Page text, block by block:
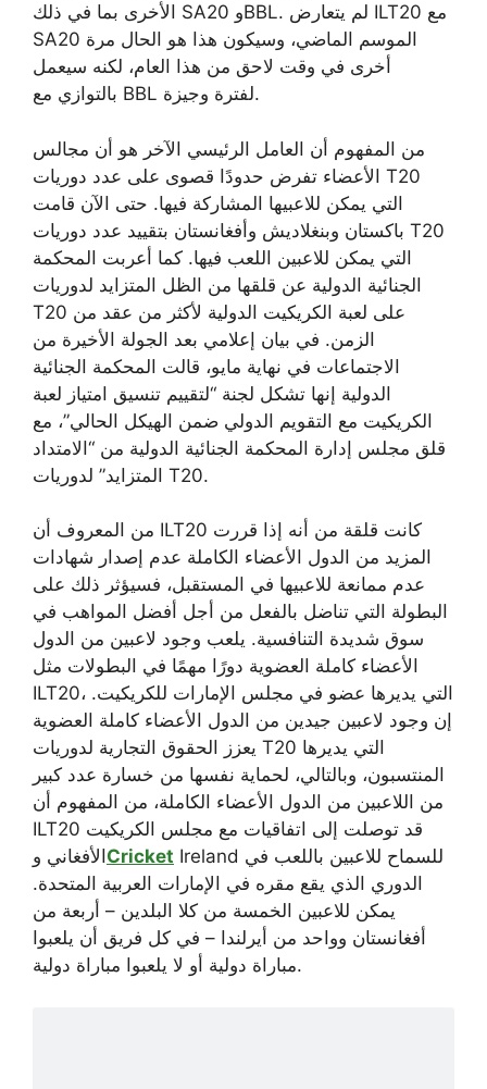
الأخرى بما في ذلك SA20 وBBL. لم يتعارض ILT20 مع
SA20 الموسم الماضي، وسيكون هذا هو الحال مرة
أخرى في وقت لاحق من هذا العام، لكنه سيعمل
بالتوازي مع BBL لفترة وجيزة.
من المفهوم أن العامل الرئيسي الآخر هو أن مجالس
الأعضاء تفرض حدودًا قصوى على عدد دوريات T20
التي يمكن للاعبيها المشاركة فيها. حتى الآن قامت
باكستان وبنغلاديش وأفغانستان بتقييد عدد دوريات T20
التي يمكن للاعبين اللعب فيها. كما أعربت المحكمة
الجنائية الدولية عن قلقها من الظل المتزايد لدوريات
T20 على لعبة الكريكيت الدولية لأكثر من عقد من
الزمن. في بيان إعلامي بعد الجولة الأخيرة من
الاجتماعات في نهاية مايو، قالت المحكمة الجنائية
الدولية إنها تشكل لجنة “لتقييم تنسيق امتياز لعبة
الكريكيت مع التقويم الدولي ضمن الهيكل الحالي”، مع
قلق مجلس إدارة المحكمة الجنائية الدولية من “الامتداد
المتزايد” لدوريات T20.
من المعروف أن ILT20 كانت قلقة من أنه إذا قررت
المزيد من الدول الأعضاء الكاملة عدم إصدار شهادات
عدم ممانعة للاعبيها في المستقبل، فسيؤثر ذلك على
البطولة التي تناضل بالفعل من أجل أفضل المواهب في
سوق شديدة التنافسية. يلعب وجود لاعبين من الدول
الأعضاء كاملة العضوية دورًا مهمًا في البطولات مثل
ILT20، التي يديرها عضو في مجلس الإمارات للكريكيت.
إن وجود لاعبين جيدين من الدول الأعضاء كاملة العضوية
يعزز الحقوق التجارية لدوريات T20 التي يديرها
المنتسبون، وبالتالي، لحماية نفسها من خسارة عدد كبير
من اللاعبين من الدول الأعضاء الكاملة، من المفهوم أن
ILT20 قد توصلت إلى اتفاقيات مع مجلس الكريكيت
الأفغاني و Cricket Ireland للسماح للاعبين باللعب في
الدوري الذي يقع مقره في الإمارات العربية المتحدة.
يمكن للاعبين الخمسة من كلا البلدين – أربعة من
أفغانستان وواحد من أيرلندا – في كل فريق أن يلعبوا
مباراة دولية أو لا يلعبوا مباراة دولية.